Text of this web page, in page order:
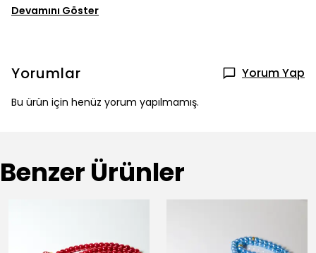
Devamını Göster
Yorumlar Yorum Yap
Bu ürün için henüz yorum yapılmamış.
Benzer Ürünler